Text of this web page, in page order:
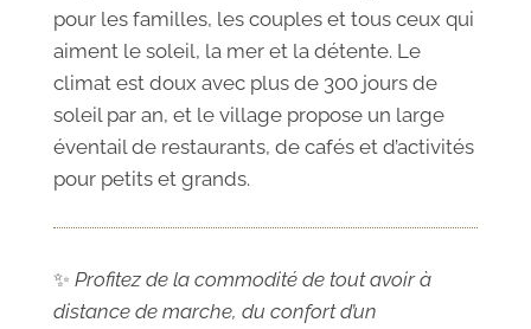
pour les familles, les couples et tous ceux qui
aiment le soleil, la mer et la détente. Le
climat est doux avec plus de 300 jours de
soleil par an, et le village propose un large
éventail de restaurants, de cafés et d’activités
pour petits et grands.
✨ Profitez de la commodité de tout avoir à
distance de marche, du confort d’un